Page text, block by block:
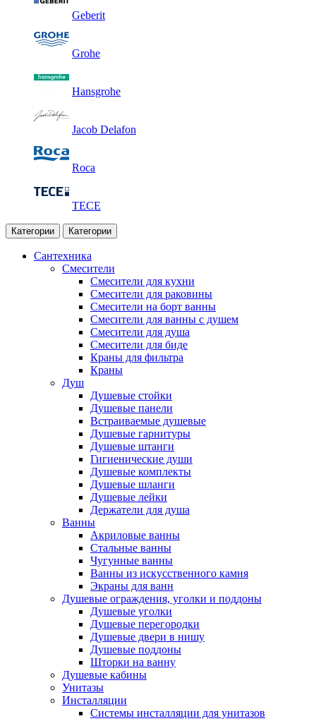
Geberit
Grohe
Hansgrohe
Jacob Delafon
Roca
TECE
Категории Категории
Сантехника
Смесители
Смесители для кухни
Смесители для раковины
Смесители на борт ванны
Смесители для ванны с душем
Смесители для душа
Смесители для биде
Краны для фильтра
Краны
Душ
Душевые стойки
Душевые панели
Встраиваемые душевые
Душевые гарнитуры
Душевые штанги
Гигиенические души
Душевые комплекты
Душевые шланги
Душевые лейки
Держатели для душа
Ванны
Акриловые ванны
Стальные ванны
Чугунные ванны
Ванны из искусственного камня
Экраны для ванн
Душевые ограждения, уголки и поддоны
Душевые уголки
Душевые перегородки
Душевые двери в нишу
Душевые поддоны
Шторки на ванну
Душевые кабины
Унитазы
Инсталляции
Системы инсталляции для унитазов